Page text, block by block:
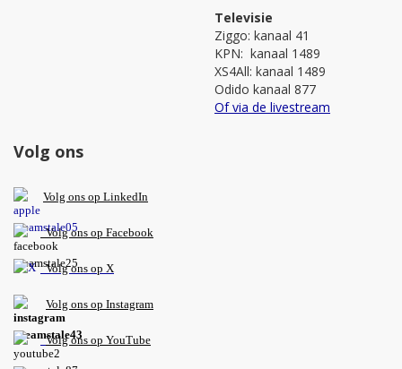
Televisie
Ziggo: kanaal 41
KPN: kanaal 1489
XS4All: kanaal 1489
Odido kanaal 877
Of via de livestream
Volg ons
Volg ons op LinkedIn
Volg ons op Facebook
Volg ons op X
Volg ons op Instagram
Volgons op YouTube